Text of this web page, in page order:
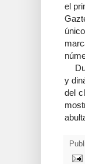
el
y
del